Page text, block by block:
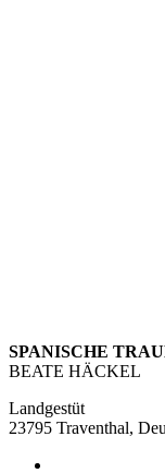
SPANISCHE
BEATE HÄCKEL
Landgestüt
23795 Traventhal,